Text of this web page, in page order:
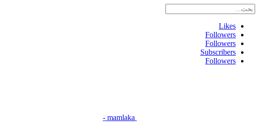
Likes
Followers
Followers
Subscribers
Followers
mamlaka -